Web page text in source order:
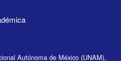
Autónoma de México (UNAM),